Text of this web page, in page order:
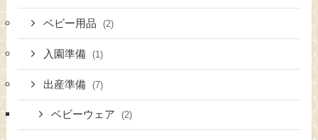
ベビー用品 (2)
入園準備 (1)
出産準備 (7)
ベビーウェア (2)